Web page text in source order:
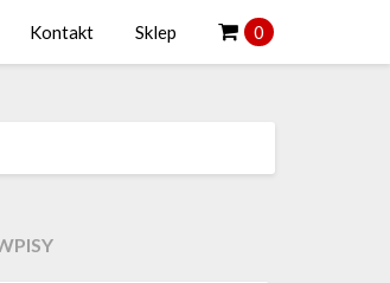
Kontakt Sklep 0